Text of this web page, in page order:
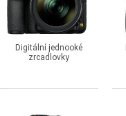
Digitální jednooké
zrcadlovky